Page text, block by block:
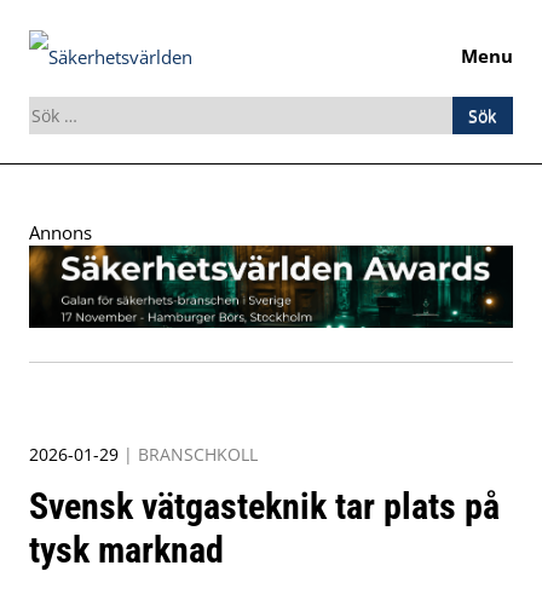
Menu
Sök
efter:
to
content
Annons
2026-01-29 | BRANSCHKOLL
Svensk vätgasteknik tar plats på
tysk marknad